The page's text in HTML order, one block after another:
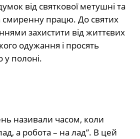
від святкової метушні та
працю. До святих
захистити від життєвих
одужання і просять
у полоні.
називали часом, коли
а робота – на лад”. В цей